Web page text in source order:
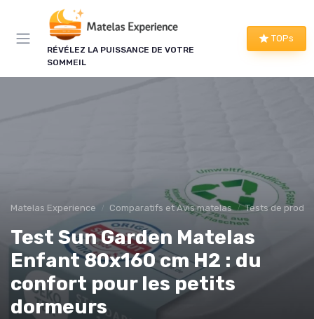
RÉVÉLEZ LA PUISSANCE DE VOTRE
SOMMEIL
TOPs
Matelas Experience Comparatifs et Avis matelas Tests de
Test Sun Garden Matelas
Enfant 80x160 cm H2 : du
confort pour les petits
dormeurs
×
LE CLUB MATELAS EXPERIENCE
première et les conseils qui ne tiennent pas dans
un comparatif.
Bons plans vérifiés
Tests en avant-première
Conseils pratiques Nouveautés filtrées
Panneau de gestion des cookies